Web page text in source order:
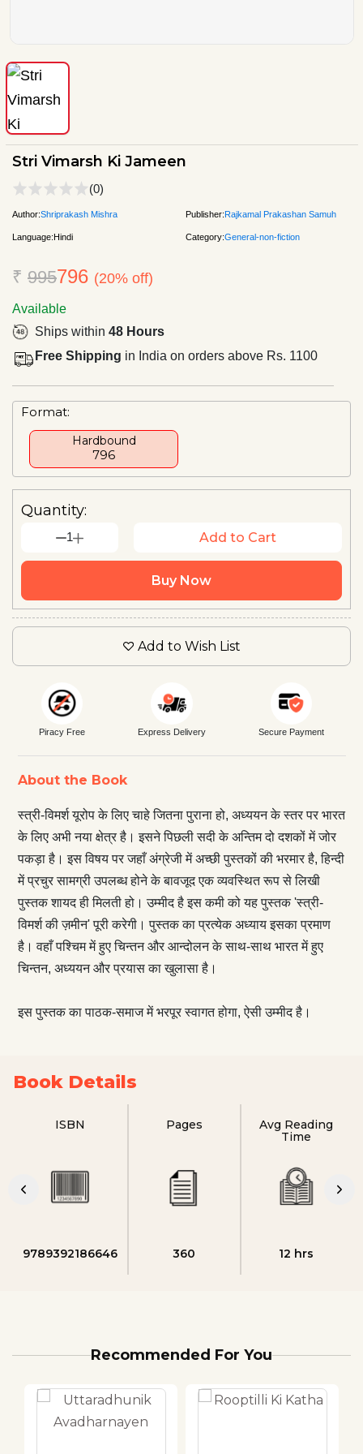
Stri Vimarsh Ki Jameen
(0)
Author:Shriprakash Mishra Publisher:Rajkamal Prakashan Samuh
Language:Hindi Category:General-non-fiction
₹ 995796 (20% off)
Available
Ships within 48 Hours
Free Shipping in India on orders above Rs. 1100
Format:
Hardbound
₹796
Quantity:
1 Add to Cart
Buy Now
Add to Wish List
Piracy Free Express Delivery Secure Payment
About the Book
स्त्री-विमर्श यूरोप के लिए चाहे जितना पुराना हो, अध्ययन के स्तर पर भारत
के लिए अभी नया क्षेत्र है। इसने पिछली सदी के अन्तिम दो दशकों में जोर
पकड़ा है। इस विषय पर जहाँ अंग्रेजी में अच्छी पुस्तकों की भरमार है, हिन्दी
में प्रचुर सामग्री उपलब्ध होने के बावजूद एक व्यवस्थित रूप से लिखी
पुस्तक शायद ही मिलती हो। उम्मीद है इस कमी को यह पुस्तक 'स्त्री-
विमर्श की ज़मीन' पूरी करेगी। पुस्तक का प्रत्येक अध्याय इसका प्रमाण
है। वहाँ पश्चिम में हुए चिन्तन और आन्दोलन के साथ-साथ भारत में हुए
चिन्तन, अध्ययन और प्रयास का खुलासा है।
इस पुस्तक का पाठक-समाज में भरपूर स्वागत होगा, ऐसी उम्मीद है।
Book Details
ISBN
9789392186646
Pages
360
Avg Reading
Time
12 hrs
Recommended For You